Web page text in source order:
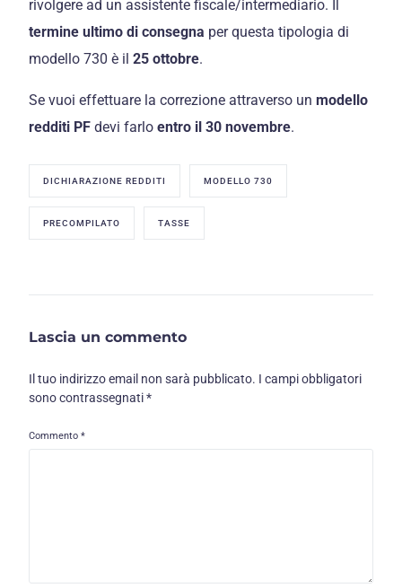
rivolgere ad un assistente fiscale/intermediario. Il
termine ultimo di consegna per questa tipologia di
modello 730 è il25 ottobre.
Se vuoi effettuare la correzione attraverso unmodello
redditi PFdevi farloentro il 30 novembre.
DICHIARAZIONE REDDITI MODELLO 730
PRECOMPILATO TASSE
Lascia un commento
Il tuo indirizzo email non sarà pubblicato. I campi obbligatori
sono contrassegnati*
Commento*